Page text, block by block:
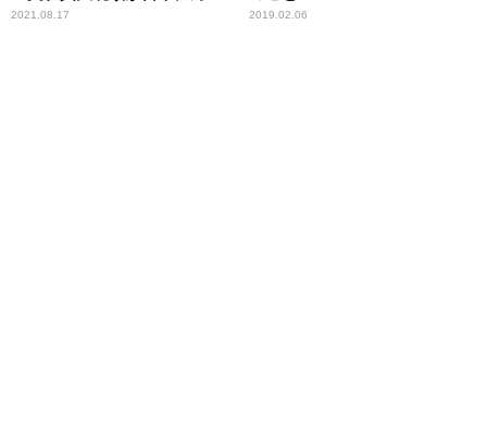
呼びかけも
2021.08.17 2019.02.06